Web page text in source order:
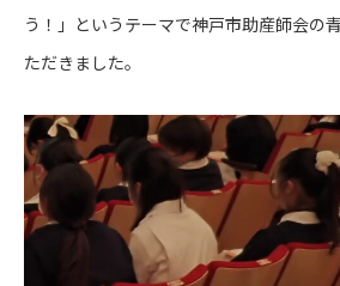
う！」というテーマで神戸市助産師会の
ただきました。